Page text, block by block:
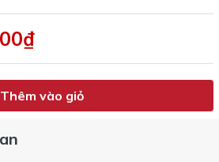
xử lý kỹ, ánh sáng tôn dáng đầu
nhẹ, sang số mượt – cảm giác
anh em:
Thêm vào giỏ